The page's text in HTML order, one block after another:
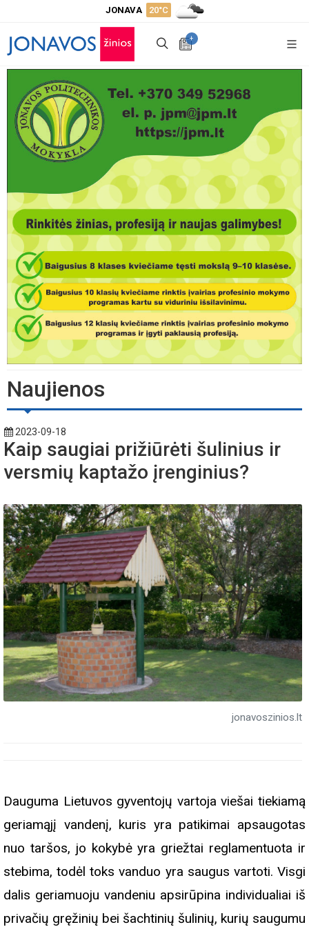
JONAVA 20°C
+
Naujienos
2023-09-18
Kaip saugiai prižiūrėti šulinius ir
versmių kaptažo įrenginius?
jonavoszinios.lt
Dauguma Lietuvos gyventojų vartoja viešai tiekiamą
geriamąjį vandenį, kuris yra patikimai apsaugotas
nuo taršos, jo kokybė yra griežtai reglamentuota ir
stebima, todėl toks vanduo yra saugus vartoti. Visgi
dalis geriamuoju vandeniu apsirūpina individualiai iš
privačių gręžinių bei šachtinių šulinių, kurių saugumu